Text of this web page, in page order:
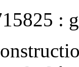
: